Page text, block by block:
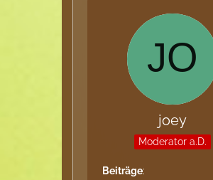
joey
Moderator a.D.
Beiträge